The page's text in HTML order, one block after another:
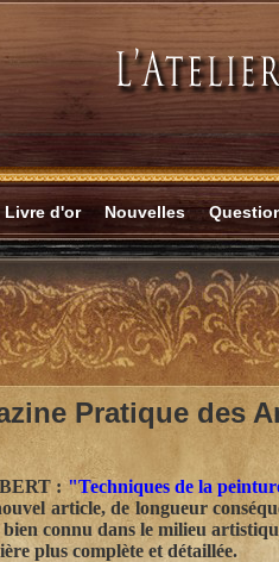
Livre d'or Nouvelles
Pratique des
:"Techniques de la
article, de longueur
connu dans le milieu
plus complète et détaillée.